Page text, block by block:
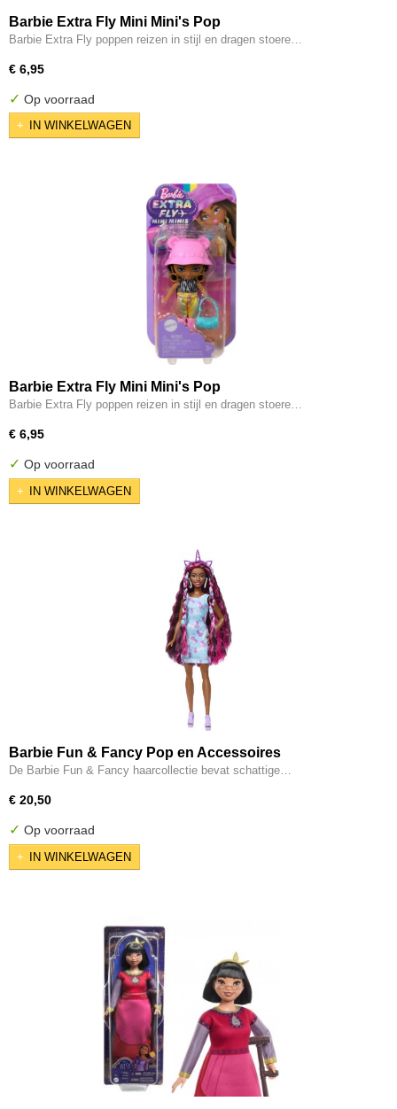
Barbie Extra Fly Mini Mini's Pop
Barbie Extra Fly poppen reizen in stijl en dragen stoere…
€ 6,95
✓ Op voorraad
IN WINKELWAGEN
Barbie Extra Fly Mini Mini's Pop
Barbie Extra Fly poppen reizen in stijl en dragen stoere…
€ 6,95
✓ Op voorraad
IN WINKELWAGEN
Barbie Fun & Fancy Pop en Accessoires
De Barbie Fun & Fancy haarcollectie bevat schattige…
€ 20,50
✓ Op voorraad
IN WINKELWAGEN